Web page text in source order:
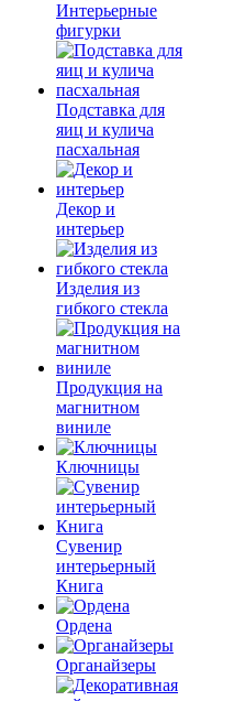
Интерьерные
фигурки
Подставка для
яиц и кулича
пасхальная
Декор и
интерьер
Изделия из
гибкого стекла
Продукция на
магнитном
виниле
Ключницы
Сувенир
интерьерный
Книга
Ордена
Органайзеры